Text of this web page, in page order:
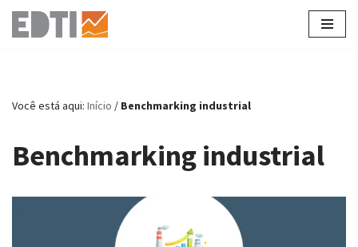
Pular
conteúdo
Você está aqui: Início / Benchmarking industrial
Benchmarking industrial